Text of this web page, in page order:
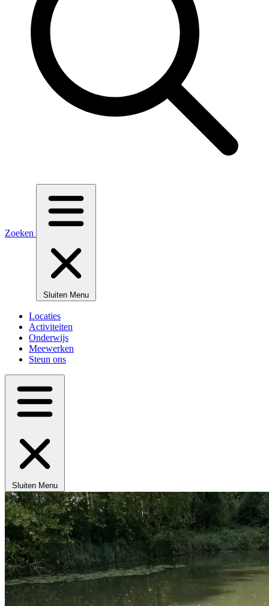
Zoeken
Sluiten Menu
Locaties
Activiteiten
Onderwijs
Meewerken
Steun ons
Sluiten Menu